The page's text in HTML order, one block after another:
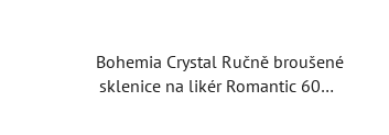
Bohemia Crystal Ručně broušené
sklenice na likér Romantic 60ml